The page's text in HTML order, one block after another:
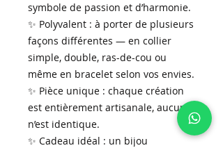
symbole de passion et d’harmonie.
✨ Polyvalent : à porter de plusieurs
façons différentes — en collier
simple, double, ras-de-cou ou
même en bracelet selon vos envies.
✨ Pièce unique : chaque création
est entièrement artisanale, aucune
n’est identique.
✨ Cadeau idéal : un bijou